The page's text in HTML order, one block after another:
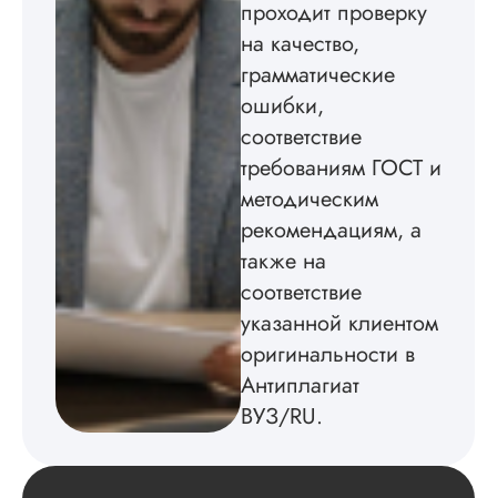
Кандидатская по
методичкой. Автор
теме
без воды,
оформил, правда,
некоторые
пришлось
бесплатного
редактирования
не
проходит проверку
на качество,
грамматические
ошибки,
соответствие
требованиям ГОСТ и
методическим
рекомендациям, а
также на
соответствие
указанной клиентом
оригинальности в
Антиплагиат
ВУЗ/RU.